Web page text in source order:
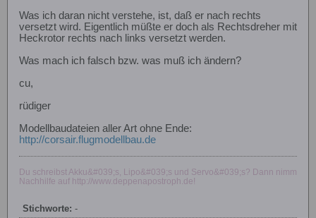
Was ich daran nicht verstehe, ist, daß er nach rechts
versetzt wird. Eigentlich müßte er doch als Rechtsdreher mit
Heckrotor rechts nach links versetzt werden.
Was mach ich falsch bzw. was muß ich ändern?
cu,
rüdiger
Modellbaudateien aller Art ohne Ende:
http://corsair.flugmodellbau.de
Du schreibst Akku&#039;s, Lipo&#039;s und Servo&#039;s? Dann nimm
Nachhilfe auf http://www.deppenapostroph.de!
Stichworte: -